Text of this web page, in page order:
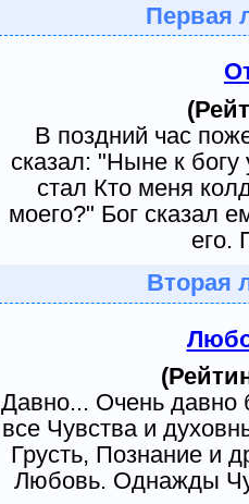
Первая
В поздний час
сказал: "Ныне к
стал Кто меня
моего?" Бог сказал
его.
Вторая
Давно... Очень давно
все Чувства и
Грусть, Познание и
Любовь. Однажды